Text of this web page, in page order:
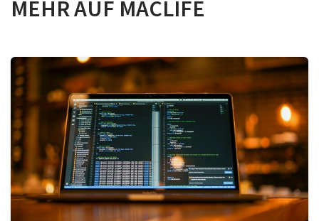
MEHR AUF MACLIFE